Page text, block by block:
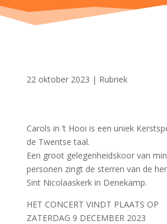
22 oktober 2023 | Rubriek
Carols in ’t Hooi is een uniek
de Twentse taal.
Een groot gelegenheidskoor van
personen zingt de sterren van de
Sint Nicolaaskerk in Denekamp.
HET CONCERT VINDT PLAATS OP
ZATERDAG 9 DECEMBER 2023